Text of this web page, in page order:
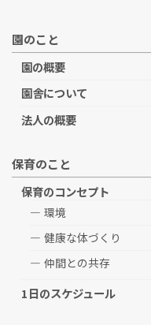
園のこと
園の概要
園舎について
法人の概要
保育のこと
保育のコンセプト
環境
健康な体づくり
仲間との共存
1日のスケジュール